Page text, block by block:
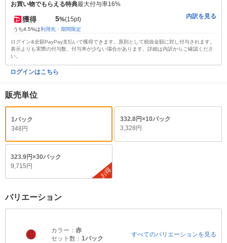
お買い物でもらえる特典最大付与率16%
獲得 5%(15pt)
うち4.5%は利用先・期間限定
内訳を見る
ログイン&全額PayPay支払いで獲得できます。原則として税抜金額に対し付与されます。
表示よりも実際の付与数、付与率が少ない場合があります。詳細は内訳からご確認くださ
い。
ログインはこちら
販売単位
1パック
348円
332.8円×10パック
3,328円
323.9円×30パック
9,715円
お得
バリエーション
カラー： 赤
セット数： 1パック
すべてのバリエーションを見る